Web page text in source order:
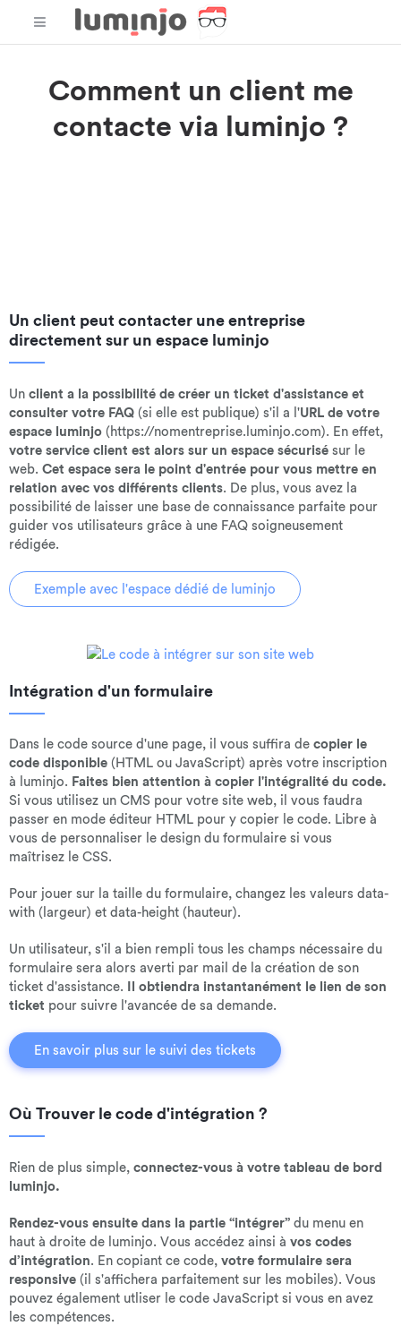
Comment un client me
contacte via luminjo ?
Un client peut contacter une entreprise
directement sur un espace luminjo
Un client a la possibilité de créer un ticket d'assistance et
consulter votre FAQ (si elle est publique) s'il a l'URL de votre
espace luminjo (https://nomentreprise.luminjo.com). En effet,
votre service client est alors sur un espace sécurisé sur le
web. Cet espace sera le point d'entrée pour vous mettre en
relation avec vos différents clients. De plus, vous avez la
possibilité de laisser une base de connaissance parfaite pour
guider vos utilisateurs grâce à une FAQ soigneusement
rédigée.
Exemple avec l'espace dédié de luminjo
Intégration d'un formulaire
Dans le code source d'une page, il vous suffira de copier le
code disponible (HTML ou JavaScript) après votre inscription
à luminjo. Faites bien attention à copier l'intégralité du code.
Si vous utilisez un CMS pour votre site web, il vous faudra
passer en mode éditeur HTML pour y copier le code. Libre à
vous de personnaliser le design du formulaire si vous
maîtrisez le CSS.
Pour jouer sur la taille du formulaire, changez les valeurs data-
with (largeur) et data-height (hauteur).
Un utilisateur, s'il a bien rempli tous les champs nécessaire du
formulaire sera alors averti par mail de la création de son
ticket d'assistance. Il obtiendra instantanément le lien de son
ticket pour suivre l'avancée de sa demande.
En savoir plus sur le suivi des tickets
Où Trouver le code d'intégration ?
Rien de plus simple, connectez-vous à votre tableau de bord
luminjo.
Rendez-vous ensuite dans la partie “intégrer” du menu en
haut à droite de luminjo. Vous accédez ainsi à vos codes
d’intégration. En copiant ce code, votre formulaire sera
responsive (il s'affichera parfaitement sur les mobiles). Vous
pouvez également utliser le code JavaScript si vous en avez
les compétences.